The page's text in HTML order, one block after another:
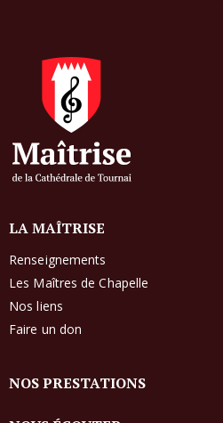
LA MAÎTRISE
Renseignements
Les Maîtres de Chapelle
Nos liens
Faire un don
NOS PRESTATIONS